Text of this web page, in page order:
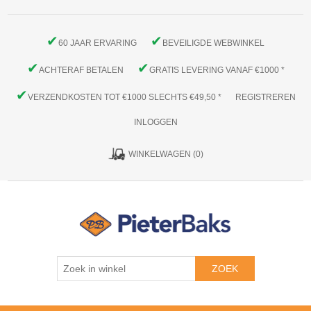
✔60 JAAR ERVARING ✔ BEVEILIGDE WEBWINKEL
✔ACHTERAF BETALEN ✔GRATIS LEVERING VANAF €1000 *
✔VERZENDKOSTEN TOT €1000 SLECHTS €49,50 * REGISTREREN
INLOGGEN
WINKELWAGEN (0)
ZOEK